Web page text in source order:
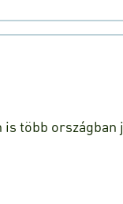
több országban